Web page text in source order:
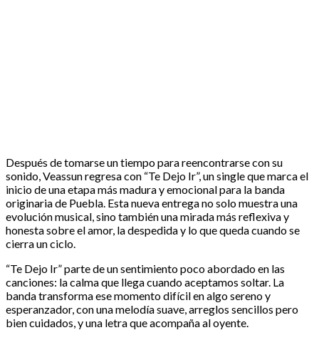
Después de tomarse un tiempo para reencontrarse con su
sonido, Veassun regresa con “Te Dejo Ir”, un single que marca el
inicio de una etapa más madura y emocional para la banda
originaria de Puebla. Esta nueva entrega no solo muestra una
evolución musical, sino también una mirada más reflexiva y
honesta sobre el amor, la despedida y lo que queda cuando se
cierra un ciclo.
“Te Dejo Ir” parte de un sentimiento poco abordado en las
canciones: la calma que llega cuando aceptamos soltar. La
banda transforma ese momento difícil en algo sereno y
esperanzador, con una melodía suave, arreglos sencillos pero
bien cuidados, y una letra que acompaña al oyente.